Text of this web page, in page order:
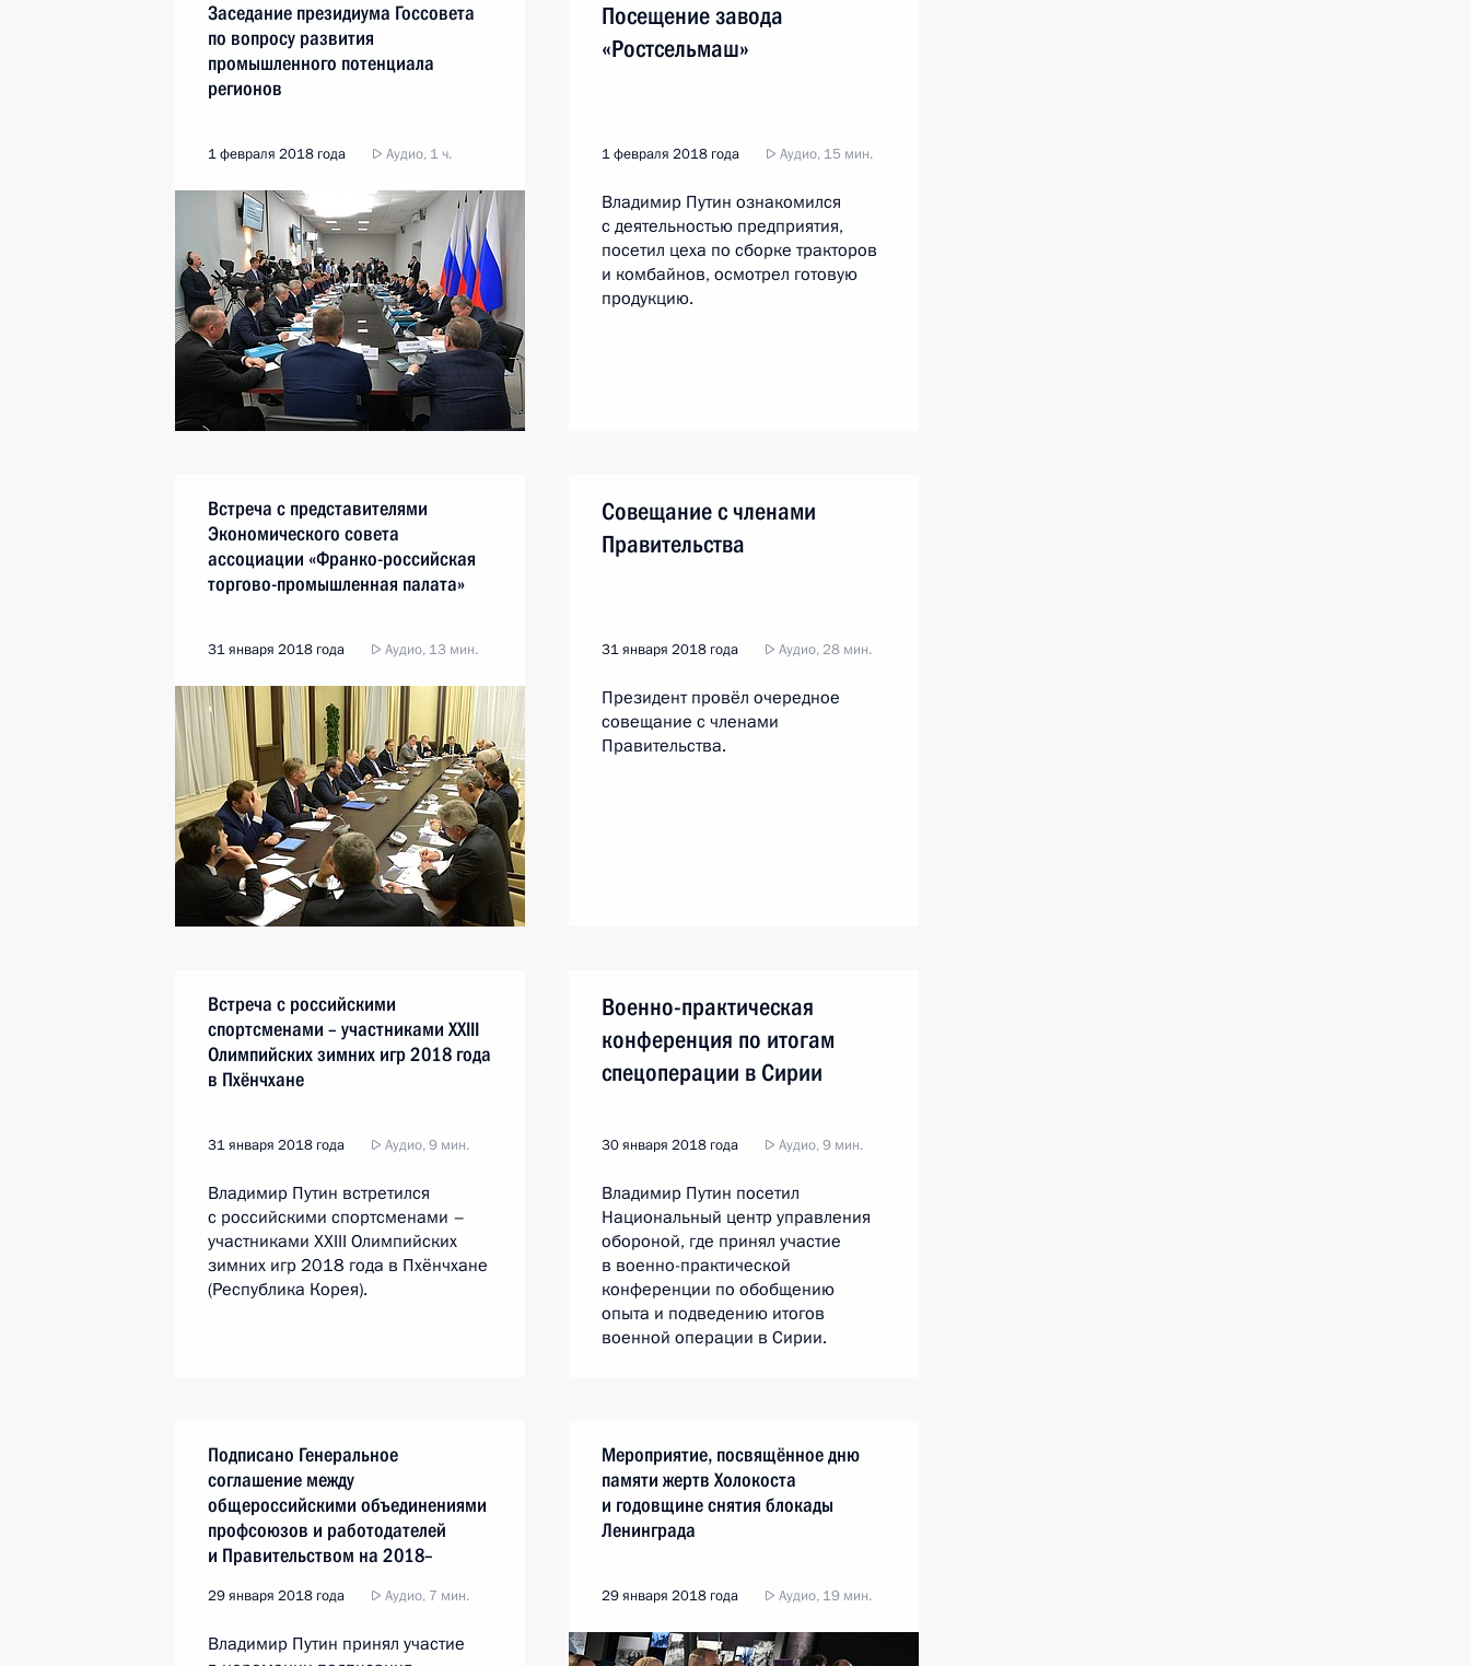
Заседание президиума Госсовета
по вопросу развития
промышленного потенциала
регионов
1 февраля 2018 года Аудио, 1 ч.
Посещение завода
«Ростсельмаш»
1 февраля 2018 года Аудио, 15 мин.
Владимир Путин ознакомился
с деятельностью предприятия,
посетил цеха по сборке тракторов
и комбайнов, осмотрел готовую
продукцию.
Встреча с представителями
Экономического совета
ассоциации «Франко-российская
торгово-промышленная палата»
31 января 2018 года Аудио, 13 мин.
Совещание с членами
Правительства
31 января 2018 года Аудио, 28 мин.
Президент провёл очередное
совещание с членами
Правительства.
Встреча с российскими
спортсменами – участниками XXIII
Олимпийских зимних игр 2018 года
в Пхёнчхане
31 января 2018 года Аудио, 9 мин.
Владимир Путин встретился
с российскими спортсменами –
участниками XXIII Олимпийских
зимних игр 2018 года в Пхёнчхане
(Республика Корея).
Военно-практическая
конференция по итогам
спецоперации в Сирии
30 января 2018 года Аудио, 9 мин.
Владимир Путин посетил
Национальный центр управления
обороной, где принял участие
в военно-практической
конференции по обобщению
опыта и подведению итогов
военной операции в Сирии.
Подписано Генеральное
соглашение между
общероссийскими объединениями
профсоюзов и работодателей
и Правительством на 2018–
29 января 2018 года Аудио, 7 мин.
Владимир Путин принял участие
Мероприятие, посвящённое дню
памяти жертв Холокоста
и годовщине снятия блокады
Ленинграда
29 января 2018 года Аудио, 19 мин.